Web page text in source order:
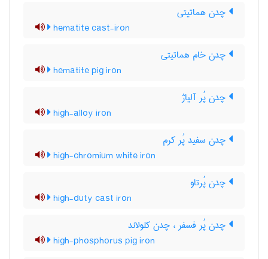
چدن هماتیتی
hematite cast-iron
چدن خام هماتیتی
hematite pig iron
چدن پُر آلیاژ
high-alloy iron
چدن سفید پُر کرم
high-chromium white iron
چدن پُرتاو
high-duty cast iron
چدن پُر فسفر ، چدن کلولاند
high-phosphorus pig iron